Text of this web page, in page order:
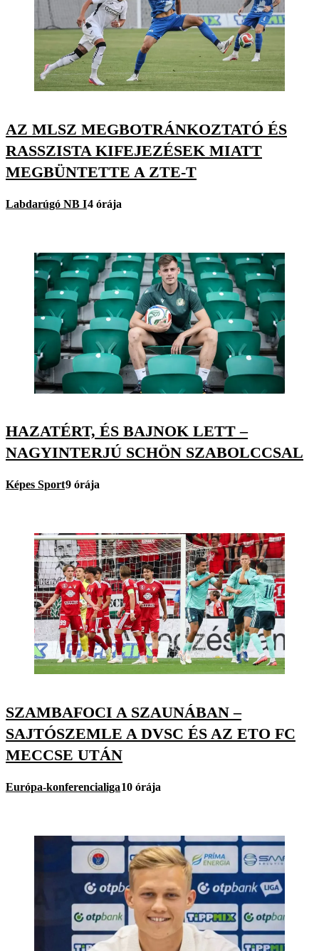
AZ MLSZ MEGBOTRÁNKOZTATÓ ÉS
RASSZISTA KIFEJEZÉSEK MIATT
MEGBÜNTETTE A ZTE-T
Labdarúgó NB I4 órája
HAZATÉRT, ÉS BAJNOK LETT –
NAGYINTERJÚ SCHÖN SZABOLCCSAL
Képes Sport9 órája
SZAMBAFOCI A SZAUNÁBAN –
SAJTÓSZEMLE A DVSC ÉS AZ ETO FC
MECCSE UTÁN
Európa-konferencialiga10 órája